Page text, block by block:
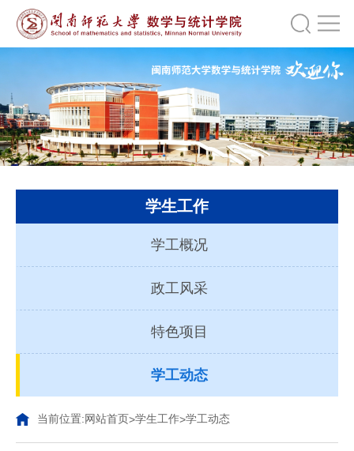
学生工作
学工概况
政工风采
特色项目
学工动态
当前位置:网站首页>学生工作>学工动态